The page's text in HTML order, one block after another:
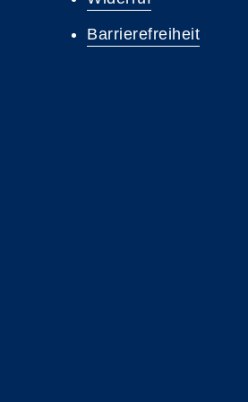
Barrierefreiheit